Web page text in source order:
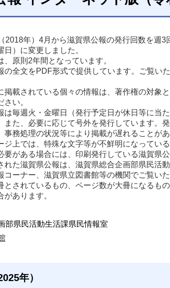
2018年）4月から滋賀県公報の発行回数を週3
日）に変更しました。
、原則2年間となっています。
の全文をPDF形式で提供しています。ご覧い
掲載されている個々の情報は、著作権の対象
さい。
は毎週火・金曜日（発行予定日が休日等に当
また、必要に応じて号外を発行しています。
事務処理の状況等により掲載が遅れることが
ジ上では、特殊な文字等が不鮮明になってい
要がある場合には、印刷発行している滋賀県
れた滋賀県公報は、滋賀県総合企画部県民活
コーナー、滋賀県立図書館等の機関でご覧い
とされているもの、ページ数が大冊になるも
があります。
部県民活動生活課県民情報室
年）